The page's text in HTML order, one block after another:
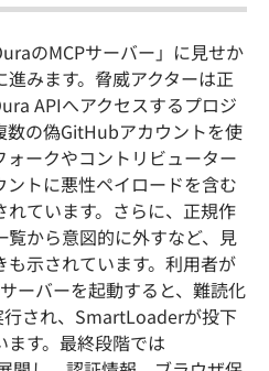
のMCPサーバー」に見せか
みます。脅威アクターは正
APIへアクセスするプロジ
数の偽GitHubアカウントを使
ォークやコントリビューター
トに悪性ペイロードを含む
れています。さらに、正規作
から意図的に外すなど、見
示されています。利用者が
ーバーを起動すると、難読化
され、SmartLoaderが投下
す。最終段階では